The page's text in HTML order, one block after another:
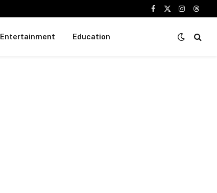
Facebook
X
Instagram
Entertainment Education